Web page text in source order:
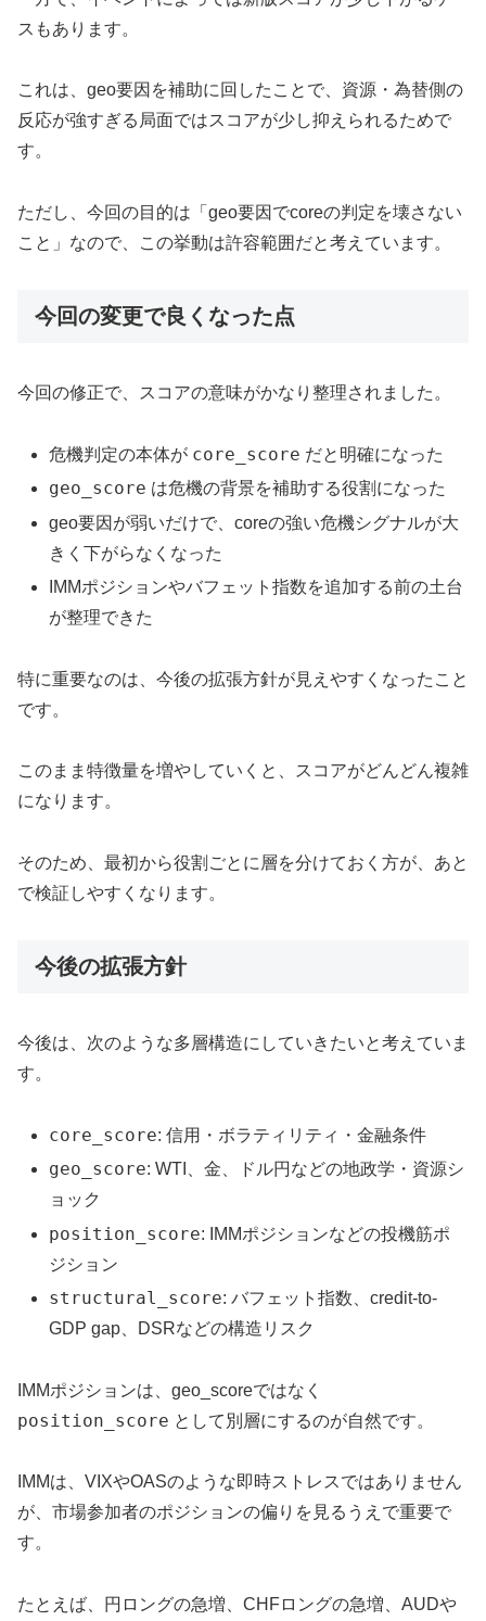
スもあります。
これは、geo要因を補助に回したことで、資源・為替側の
反応が強すぎる局面ではスコアが少し抑えられるためで
す。
ただし、今回の目的は「geo要因でcoreの判定を壊さない
こと」なので、この挙動は許容範囲だと考えています。
今回の変更で良くなった点
今回の修正で、スコアの意味がかなり整理されました。
危機判定の本体が core_score だと明確になった
geo_score は危機の背景を補助する役割になった
geo要因が弱いだけで、coreの強い危機シグナルが大
きく下がらなくなった
IMMポジションやバフェット指数を追加する前の土台
が整理できた
特に重要なのは、今後の拡張方針が見えやすくなったこと
です。
このまま特徴量を増やしていくと、スコアがどんどん複雑
になります。
そのため、最初から役割ごとに層を分けておく方が、あと
で検証しやすくなります。
今後の拡張方針
今後は、次のような多層構造にしていきたいと考えていま
す。
core_score: 信用・ボラティリティ・金融条件
geo_score: WTI、金、ドル円などの地政学・資源シ
ョック
position_score: IMMポジションなどの投機筋ポ
ジション
structural_score: バフェット指数、credit-to-
GDP gap、DSRなどの構造リスク
IMMポジションは、geo_scoreではなく
position_score として別層にするのが自然です。
IMMは、VIXやOASのような即時ストレスではありません
が、市場参加者のポジションの偏りを見るうえで重要で
す。
たとえば、円ロングの急増、CHFロングの急増、AUDや